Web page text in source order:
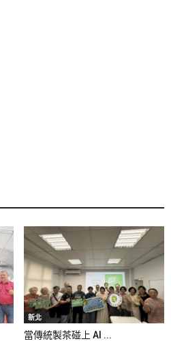
新北
當傳統製茶碰上 AI ...